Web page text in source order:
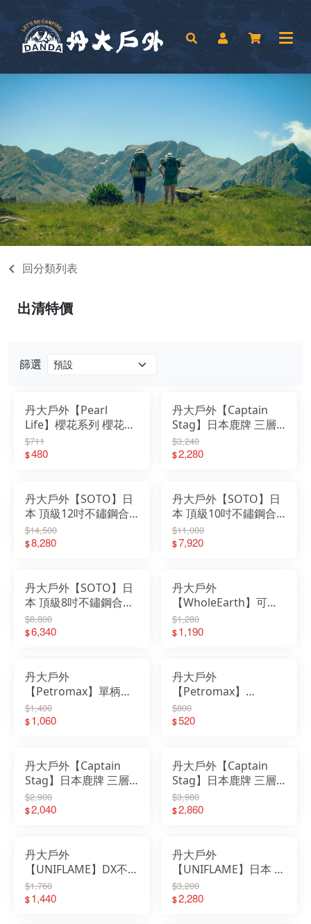
回分類列表
篩選
丹大戶外【Pearl
Life】櫻花系列 櫻花琺
瑯15cm雙耳鍋(附玻璃
蓋及收納蓋) HB-2131
$711
$480
丹大戶外【Captain
Stag】日本鹿牌 三層
鋼煮米鍋 UH-4001｜
燉鍋｜湯鍋｜簡易炊具
$3,240
$2,280
丹大戶外【SOTO】日
本 頂級12吋不鏽鋼合
金平底鍋/中秋荷蘭鍋
4mm厚鍋壁/電磁爐可
$14,500
$8,280
丹大戶外【SOTO】日
本 頂級10吋不鏽鋼合
金平底鍋/中秋荷蘭鍋
4mm厚鍋壁/電磁爐可
$11,000
$7,920
丹大戶外【SOTO】日
本 頂級8吋不鏽鋼合金
平底鍋/中秋荷蘭鍋
4mm厚鍋壁/電磁爐可
$8,800
$6,340
丹大戶外
【WholeEarth】可分
離萬用烤盤 黑色
WE2KDJ13｜烤盤｜烤
$1,280
$1,190
丹大戶外
【Petromax】單柄琺
瑯鍋 白/黑 0.5L/1L 通
過歐盟食品安全認證
$1,400
$1,060
丹大戶外
【Petromax】
ENAMEL BOWLS 琺瑯
碗2入 白/黑 px-bowl-
$800
$520
丹大戶外【Captain
Stag】日本鹿牌 三層
鋼鍋具組17cm M-
8606｜鍋子｜鋼鍋｜鍋
$2,900
$2,040
丹大戶外【Captain
Stag】日本鹿牌 三層
鋼鍋具組23cm M-
8604｜鍋子｜鋼鍋｜鍋
$3,980
$2,860
丹大戶外
【UNIFLAME】DX不失
敗煮飯鍋 小 U660331
｜炊具｜露營｜飯鍋｜
$1,760
$1,440
丹大戶外
【UNIFLAME】日本 折
疊三角煙燻烤箱
U665978｜野炊｜露營
$3,200
$2,280
出清特價